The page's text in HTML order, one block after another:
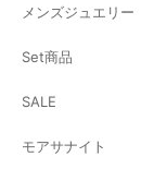
メンズジュエリー
Set商品
SALE
モアサナイト